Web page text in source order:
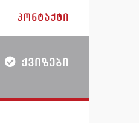
ᲙᲝᲜᲢᲐᲥᲢᲘ
ᲥᲕᲘᲖᲔᲑᲘ